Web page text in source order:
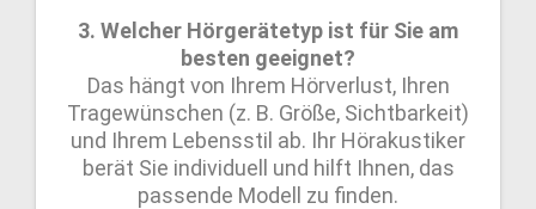
3. Welcher Hörgerätetyp ist für Sie am
besten geeignet?
Das hängt von Ihrem Hörverlust, Ihren
Tragewünschen (z. B. Größe, Sichtbarkeit)
und Ihrem Lebensstil ab. Ihr Hörakustiker
berät Sie individuell und hilft Ihnen, das
passende Modell zu finden.